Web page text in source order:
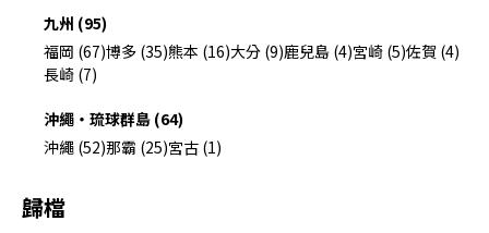
九州 (95)
福岡 (67)博多 (35)熊本 (16)大分 (9)鹿兒島 (4)宮崎 (5)佐賀 (4)
長崎 (7)
沖繩・琉球群島 (64)
沖繩 (52)那霸 (25)宮古 (1)
歸檔